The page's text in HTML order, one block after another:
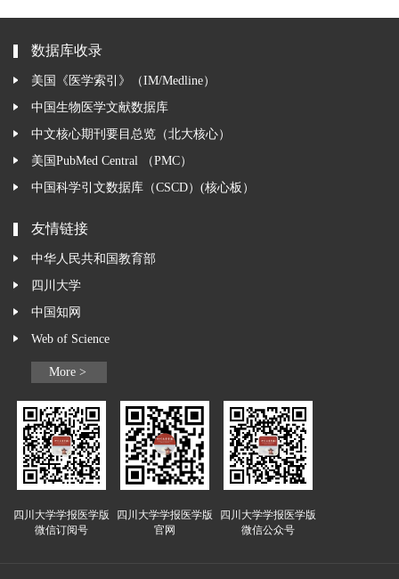
数据库收录
美国《医学索引》（IM/Medline）
中国生物医学文献数据库
中文核心期刊要目总览（北大核心）
美国PubMed Central （PMC）
中国科学引文数据库（CSCD）(核心板）
友情链接
中华人民共和国教育部
四川大学
中国知网
Web of Science
More >
四川大学学报医学版
微信订阅号
四川大学学报医学版
官网
四川大学学报医学版
微信公众号